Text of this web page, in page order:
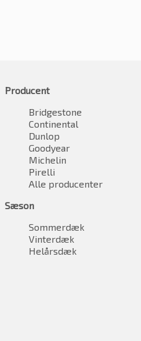
Producent
Bridgestone
Continental
Dunlop
Goodyear
Michelin
Pirelli
Alle producenter
Sæson
Sommerdæk
Vinterdæk
Helårsdæk